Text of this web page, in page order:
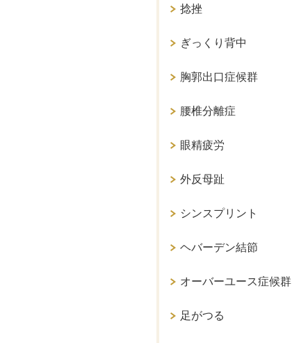
捻挫
ぎっくり背中
胸郭出口症候群
腰椎分離症
眼精疲労
外反母趾
シンスプリント
ヘバーデン結節
オーバーユース症候群
足がつる